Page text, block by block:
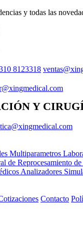
y todas las
8123318
Y
Multiparametros
de Reprocesamiento
Analizadores
Contacto